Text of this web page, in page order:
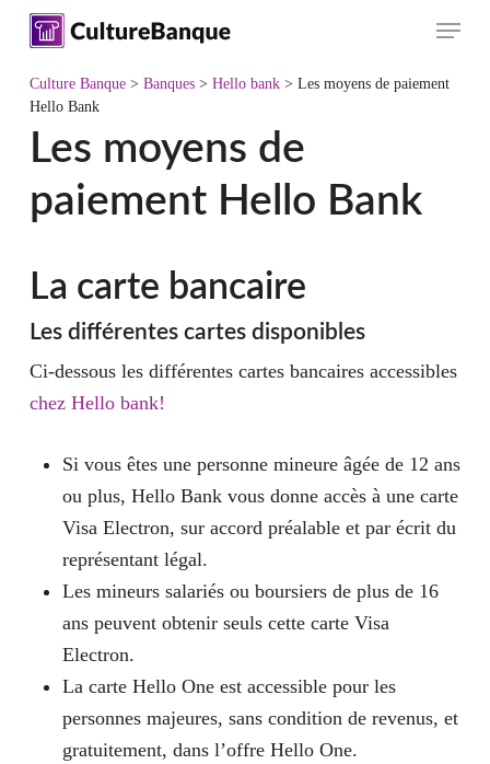
Skip
main
content
Menu
Culture Banque> Banques> Hello bank> Les moyens de paiement
Hello Bank
Les moyens de
paiement Hello Bank
La carte bancaire
Les différentes cartes disponibles
Ci-dessous les différentes cartes bancaires accessibles
chez Hello bank!
Si vous êtes une personne mineure âgée de 12 ans
ou plus, Hello Bank vous donne accès à une carte
Visa Electron, sur accord préalable et par écrit du
représentant légal.
Les mineurs salariés ou boursiers de plus de 16
ans peuvent obtenir seuls cette carte Visa
Electron.
La carte Hello Oneest accessible pour les
personnes majeures, sans condition de revenus, et
gratuitement, dans l’offre Hello One.